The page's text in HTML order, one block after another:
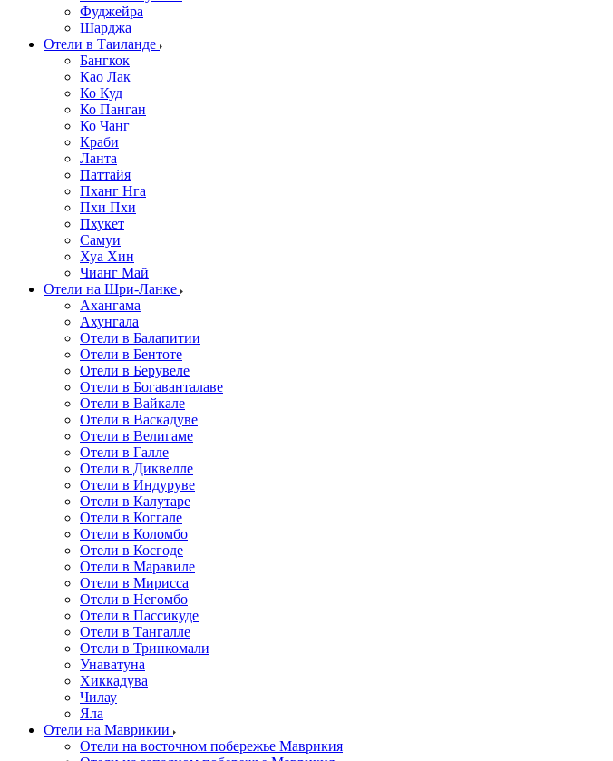
Фуджейра
Шарджа
Отели в Таиланде
Бангкок
Као Лак
Ко Куд
Ко Панган
Ко Чанг
Краби
Ланта
Паттайя
Пханг Нга
Пхи Пхи
Пхукет
Самуи
Хуа Хин
Чианг Май
Отели на Шри-Ланке
Ахангама
Ахунгала
Отели в Балапитии
Отели в Бентоте
Отели в Берувеле
Отели в Богаванталаве
Отели в Вайкале
Отели в Васкадуве
Отели в Велигаме
Отели в Галле
Отели в Диквелле
Отели в Индуруве
Отели в Калутаре
Отели в Коггале
Отели в Коломбо
Отели в Косгоде
Отели в Маравиле
Отели в Мирисса
Отели в Негомбо
Отели в Пассикуде
Отели в Тангалле
Отели в Тринкомали
Унаватуна
Хиккадува
Чилау
Яла
Отели на Маврикии
Отели на восточном побережье Маврикия